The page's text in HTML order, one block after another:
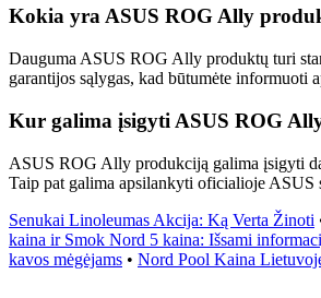
Kokia yra ASUS ROG Ally
Dauguma ASUS ROG Ally produktų turi
garantijos sąlygas, kad būtumėte informuoti
Kur galima įsigyti ASUS ROG
ASUS ROG Ally produkciją galima įsigyti
Taip pat galima apsilankyti oficialioje
Senukai Linoleumas Akcija: Ką Verta Žinoti
kaina ir Smok Nord 5 kaina: Išsami
kavos mėgėjams • Nord Pool Kaina